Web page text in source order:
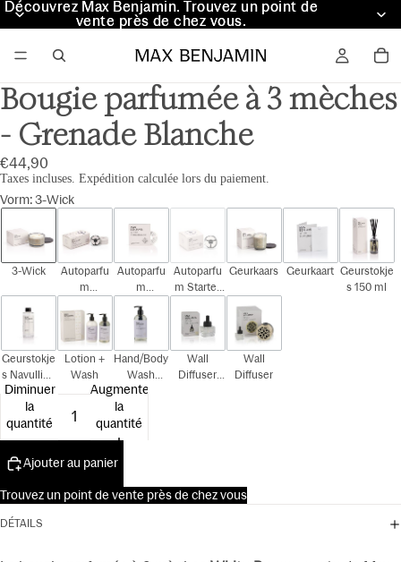
Découvrez Max Benjamin. Trouvez un point de
vente près de chez vous.
Découvrez Max Benjamin. Trouvez un point de
vente près de chez vous.
Bougie parfumée à 3 mèches
- Grenade Blanche
€44,90
Taxes incluses. Expédition calculée lors du paiement.
Vorm:3-Wick
3-Wick
Autoparfu
m
Autoparfu
m
Navulling
Autoparfu
m Starter
Geurkaars Geurkaart Geurstokje
s 150 ml
Geurstokje
s Navulling
150 ml
Lotion +
Wash
Hand/Body
Wash
300ml
Wall
Diffuser
Wall
Diffuser
Diminuer
la
quantité
Augmenter
la
quantité
Ajouter au panier
Trouvez un point de vente près de chez vous
DÉTAILS